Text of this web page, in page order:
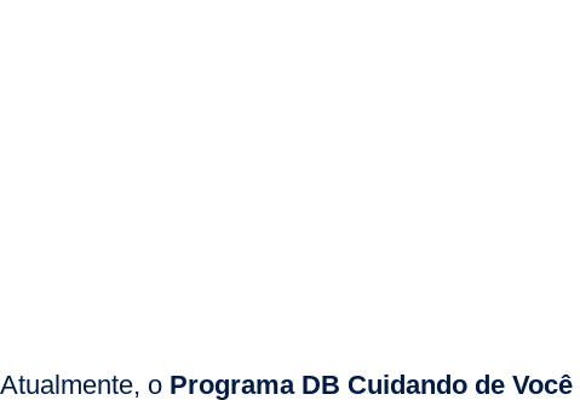
Atualmente, o Programa DB Cuidando de Você